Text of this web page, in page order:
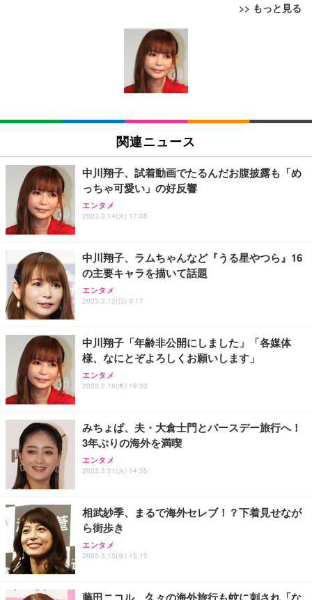
>> もっと見る
[EdoErgo] オフィスチェア 椅子 テレワーク 疲れな
い 跳ね上げ式アームレスト コンパクト 約105度ロッ
キング pc 事務椅子 360度回転 座面昇降 強化ナイロ
ン樹脂ベース 通気性メッシュ 在宅ワーク H-WY01
(黒網+黒枠+黒足)
SIHOO B100 オフィスチェア／デスクチェア メッシ
ュチェア 人間工学 疲れない ブラック
￥27,999
Sezlife オフィスチェア デスクチェア 疲れない テレ
ワーク チェア 強化バックレスト 30度ロッキング機
能 人間工学 椅子 腰サポート 90度跳ね上げ式アーム
ョン PCチェア 通気性メッシュ ゲーミング/勉強/事
務用 おしゃれ パソコンチェア (ブラック)
Sezlife オフィスチェア デスクチェア 疲れない テレ
ワーク チェア 強化バックレスト 30度ロッキング機
能 人間工学 椅子 腰サポート 90度跳ね上げ式アーム
務用 おしゃれ パソコンチェア (ホワイト)
ANDWINT オフィスチェア デスクチェア 肘なし メ
ッシュ 通気性 ランバーサポート付き 腰サポート ガ
ス圧無段階昇降 360度回転 キャスター付き コンパク
EIZO ビジネス向けプレミアムモニター | FlexScan
EV3240X-WT | 31.5型4K UHD・USB Type-C・ホワ
EIZO ビジネス向けプレミアムモニター | FlexScan
￥109,572
【純正品】27"ゲーミングモニター DualSense 充電
フック付き（CFI-ZDM1J）
【整備済み品】Dell E2724HS 27インチ 液晶モニタ
ー フルHD（1920×1080）VA 非光沢 HDMI/DisplayP
ort/VGA スピーカー内蔵 高さ調整 スイベル VESA対
【MiniLED/24.5inch/280Hz/FHD】GRAPHT THE S
HOOTER Gaming Monitor 24” Essential ゲーミン
グモニター QD 24.5インチ 1ms FHD 量子ドット 残
Amazonベーシック ペットシーツ 薄型 レギュラー 1
回使い捨て 無香料 ホワイト 300枚
Amazonベーシック ペットシーツ 厚型 ワイド 42枚
x2袋(84枚) ホワイト(吸収面:ライトブルー)
￥3,234
ネオ・ルーライフ ネオ・オムツ L 中型犬用 26枚入
り 単品
Smart Basic(スマートベーシック) 【Amazon.co.jp
限定】 Smart Basic アイリスオーヤマ ペットシーツ
超厚型 お徳用 ワイド 100枚入 (x 1) (ケース販売)
アイリスオーヤマ ペットシーツ 超厚型 お徳用 レギ
ュラー 200枚入【Amazon.co.jp限定】
関連ニュース
中川翔子、試着動画でたるんだお腹披露も「め
っちゃ可愛い」の好反響
エンタメ
2023.3.14(火) 17:05
中川翔子、ラムちゃんなど『うる星やつら』16
の主要キャラを描いて話題
エンタメ
2023.3.12(日) 9:17
中川翔子「年齢非公開にしました」「各媒体
様、なにとぞよろしくお願いします」
エンタメ
2023.2.16(木) 19:33
みちょぱ、夫・大倉士門とバースデー旅行へ！
3年ぶりの海外を満喫
エンタメ
2023.3.21(火) 14:35
相武紗季、まるで海外セレブ！？下着見せなが
ら街歩き
エンタメ
2023.3.15(水) 15:15